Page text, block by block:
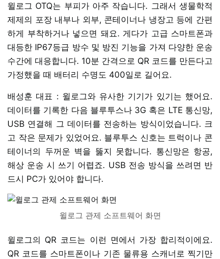
윌로그 OTQ는 부피가 아주 작습니다. 그래서 생물학적
제제의 포장 내부나 외부, 콘테이너나 냉장고 등에 간편
하게 부착하거나 넣으면 돼요. 게다가 고급 스마트폰과
대등한 IP67등급 방수 및 방진 기능을 가져 다양한 운송
수간에 대응합니다. 10분 간격으로 QR 코드를 만든다고
가정했을 때 배터리 수명도 400일로 길어요.
배성훈 대표 : 윌로그와 유사한 기기가 있기는 했어요.
데이터를 기록한 다음 블루투스나 3G 혹은 LTE 통신망,
USB 연결해 그 데이터를 전송하는 방식이었습니다. 크
고 작은 문제가 있었어요. 블루투스 신호는 트럭이나 콘
테이너의 두꺼운 벽을 뚫지 못합니다. 통신망은 항공,
해상 운송 시 쓰기 어렵죠. USB 전송 방식을 쓰려면 반
드시 PC가 있어야 합니다.
윌로그 관제 소프트웨어 화면
윌로그의 QR 코드는 이런 면에서 가장 합리적이에요.
QR 코드를 스마트폰이나 기존 물류용 스캐너로 찍기만